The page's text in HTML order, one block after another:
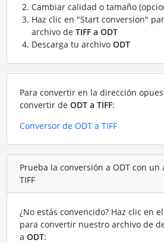
Cambiar calidad o tamaño
Haz clic en "Start conversion"
archivo de TIFF a ODT
Descarga tu archivo ODT
Para convertir en la dirección
convertir de ODT a TIFF:
Conversor de ODT a TIFF
Prueba la conversión a ODT con
TIFF
¿No estás convencido? Haz clic en
para convertir nuestro archivo de
a ODT: